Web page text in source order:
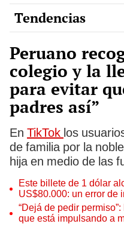
Tendencias
Peruano
colegio y la
para evitar
padres así”
En TikTok los
de familia por la
hija en medio de las
Este billete de 1 dólar
US$80.000: un error de
pieza única que hoy
mundo
“Dejá de pedir
que está impulsando a